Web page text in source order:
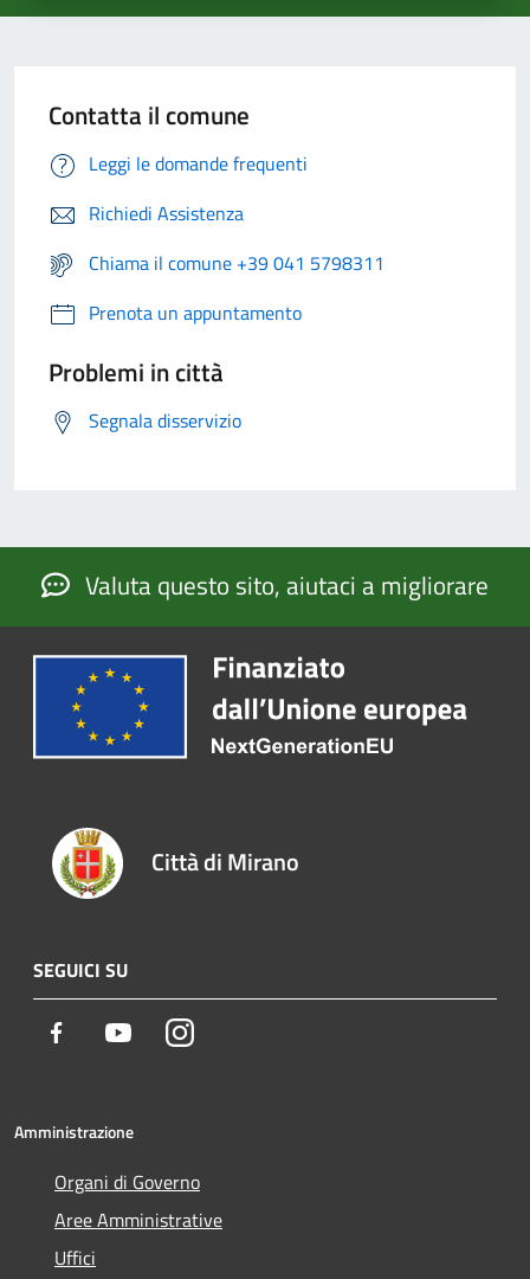
Contatta il comune
Leggi le domande frequenti
Richiedi Assistenza
Chiama il comune +39 041 5798311
Prenota un appuntamento
Problemi in città
Segnala disservizio
Valuta questo sito, aiutaci a migliorare
Città di Mirano
SEGUICI SU
Facebook YoutubeInstagram
Amministrazione
Organi di Governo
Aree Amministrative
Uffici